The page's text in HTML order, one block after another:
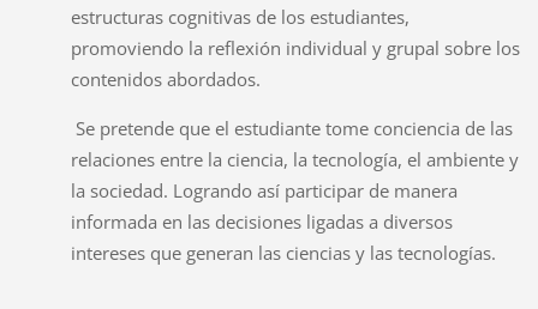
estructuras cognitivas de los estudiantes,
promoviendo la reflexión individual y grupal sobre los
contenidos abordados.
Se pretende que el estudiante tome conciencia de las
relaciones entre la ciencia, la tecnología, el ambiente y
la sociedad. Logrando así participar de manera
informada en las decisiones ligadas a diversos
intereses que generan las ciencias y las tecnologías.